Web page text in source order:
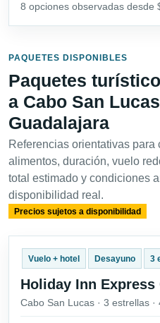
8 opciones observadas desde
PAQUETES DISPONIBLES
Paquetes
a Cabo San
Guadalajara
Referencias orientativas
alimentos, duración, vuelo
total estimado y condiciones
disponibilidad real.
Precios sujetos a disponibilidad
Vuelo + hotel Desayuno 3
Holiday Inn Express
Cabo San Lucas · 3 estrellas